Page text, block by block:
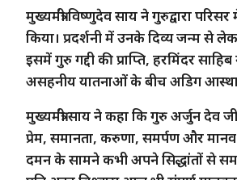
मुख्यमंत्री विष्णुदेव साय ने गुरुद्वारा
किया। प्रदर्शनी में उनके दिव्य जन्म से
इसमें गुरु गद्दी की प्राप्ति, हरमिंदर
असहनीय यातनाओं के बीच अडिग आस्था
मुख्यमंत्री साय ने कहा कि गुरु अर्जुन देव
प्रेम, समानता, करुणा, समर्पण और
दमन के सामने कभी अपने सिद्धांतों से